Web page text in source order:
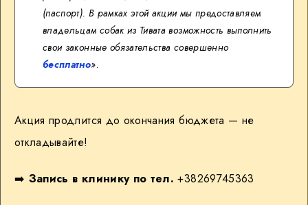
(паспорт). В рамках этой акции мы предоставляем
владельцам собак из Тивата возможность выполнить
свои законные обязательства совершенно
бесплатно».
Акция продлится до окончания бюджета — не
откладывайте!
➡️ Запись в клинику по тел.+38269745363